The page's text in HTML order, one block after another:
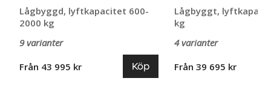
Lågbyggd, lyftkapacitet 600-
2000 kg
9 varianter
Från 43 995 kr
Köp
Lågbyggt,
kg
4 varianter
Från 39 695 kr